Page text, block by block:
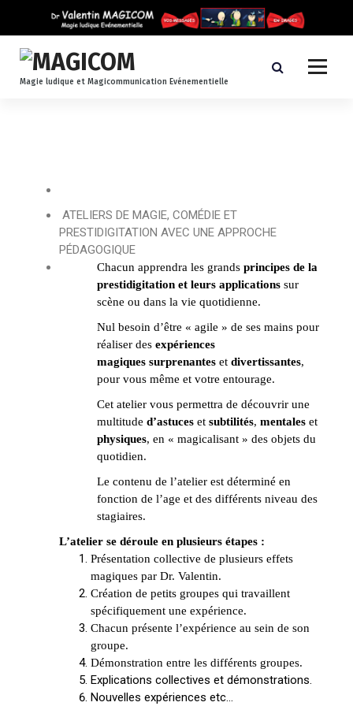
Magie ludique et Magicommunication Evénementielle
ATELIERS DE MAGIE, COMÉDIE ET
PRESTIDIGITATION AVEC UNE APPROCHE
PÉDAGOGIQUE
Chacun apprendra les grands principes de la
prestidigitation et leurs applications sur
scène ou dans la vie quotidienne.
Nul besoin d’être « agile » de ses mains pour
réaliser des expériences
magiques surprenantes et divertissantes,
pour vous même et votre entourage.
Cet atelier vous permettra de découvrir une
multitude d’astuces et subtilités, mentales et
physiques, en « magicalisant » des objets du
quotidien.
Le contenu de l’atelier est déterminé en
fonction de l’age et des différents niveau des
stagiaires.
L’atelier se déroule en plusieurs étapes :
Présentation collective de plusieurs effets
magiques par Dr. Valentin.
Création de petits groupes qui travaillent
spécifiquement une expérience.
Chacun présente l’expérience au sein de son
groupe.
Démonstration entre les différents groupes.
Explications collectives et démonstrations.
Nouvelles expériences etc…